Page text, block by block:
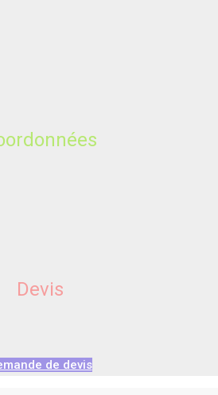
Devis
de devis